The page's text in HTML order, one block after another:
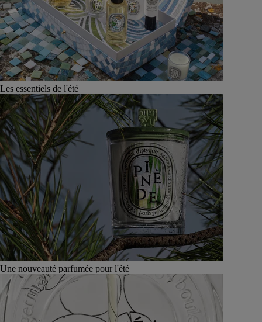
Les essentiels de l'été
Une nouveauté parfumée pour l'été